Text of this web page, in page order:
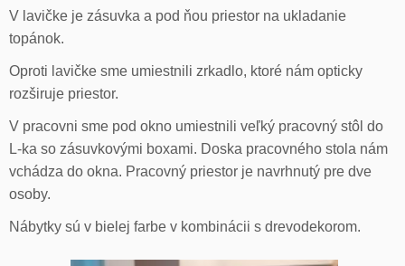
V lavičke je zásuvka a pod ňou priestor na ukladanie
topánok.
Oproti lavičke sme umiestnili zrkadlo, ktoré nám opticky
rozširuje priestor.
V pracovni sme pod okno umiestnili veľký pracovný stôl do
L-ka so zásuvkovými boxami. Doska pracovného stola nám
vchádza do okna. Pracovný priestor je navrhnutý pre dve
osoby.
Nábytky sú v bielej farbe v kombinácii s drevodekorom.